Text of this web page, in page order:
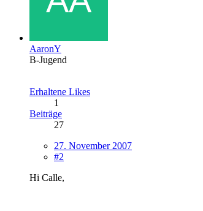
AaronY
B-Jugend
Erhaltene Likes
1
Beiträge
27
27. November 2007
#2
Hi Calle,